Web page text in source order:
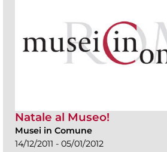
Natale al Museo!
Musei in Comune
14/12/2011 - 05/01/2012